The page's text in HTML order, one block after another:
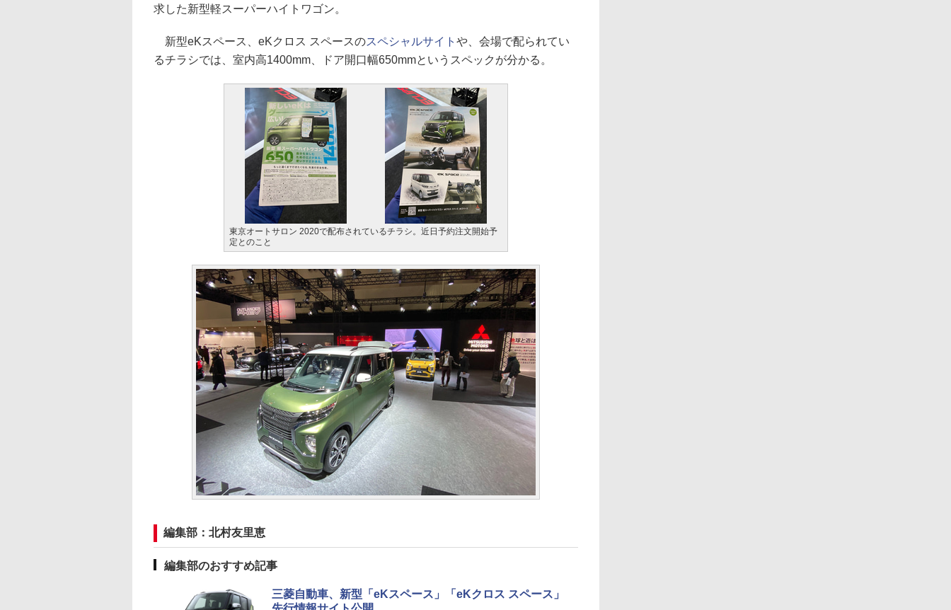
求した新型軽スーパーハイトワゴン。
新型eKスペース、eKクロス スペースのスペシャルサイト や、会場で配られてい
るチラシでは、室内高1400mm、ドア開口幅650mmというスペックが分かる。
東京オートサロン 2020で配布されているチラシ。近日予約注文開始予
定とのこと
編集部：北村友里恵
編集部のおすすめ記事
三菱自動車、新型「eKスペース」「eKクロス スペース」